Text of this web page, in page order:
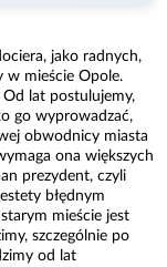
jako radnych,
w mieście Opole.
lat postulujemy,
go wyprowadzać,
obwodnicy miasta
ona większych
prezydent, czyli
błędnym
mieście jest
szczególnie po
od lat